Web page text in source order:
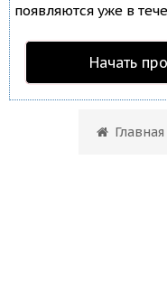
появляются уже в
Начать